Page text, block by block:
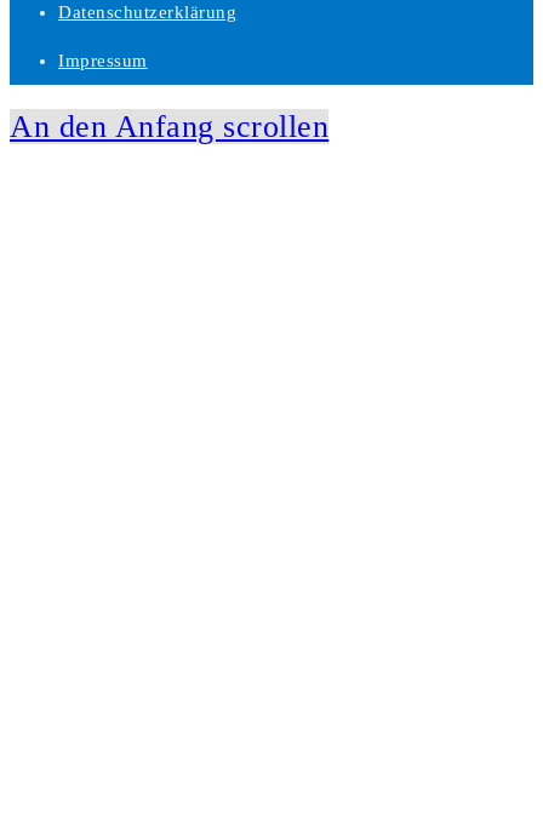
Datenschutzerklärung
Impressum
An den Anfang scrollen